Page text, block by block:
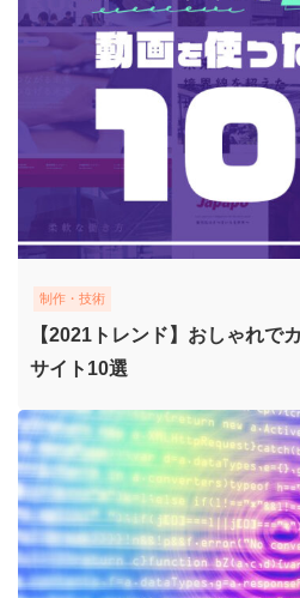
制作・技術
【2021トレンド】おしゃれで
サイト10選